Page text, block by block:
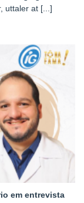
uttaler at [...]
em entrevista